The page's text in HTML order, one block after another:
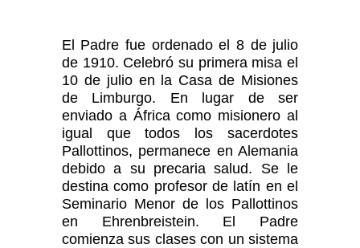
El Padre fue ordenado el 8 de julio
de 1910. Celebró su primera misa el
10 de julio en la Casa de Misiones
de Limburgo. En lugar de ser
enviado a África como misionero al
igual que todos los sacerdotes
Pallottinos, permanece en Alemania
debido a su precaria salud. Se le
destina como profesor de latín en el
Seminario Menor de los Pallottinos
en Ehrenbreistein. El Padre
comienza sus clases con un sistema